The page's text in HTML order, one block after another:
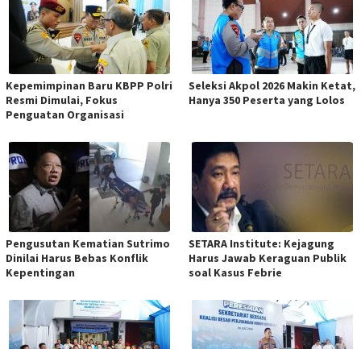
Kepemimpinan Baru KBPP Polri
Resmi Dimulai, Fokus
Penguatan Organisasi
Seleksi Akpol 2026 Makin Ketat,
Hanya 350 Peserta yang Lolos
Pengusutan Kematian Sutrimo
Dinilai Harus Bebas Konflik
Kepentingan
SETARA Institute: Kejagung
Harus Jawab Keraguan Publik
soal Kasus Febrie